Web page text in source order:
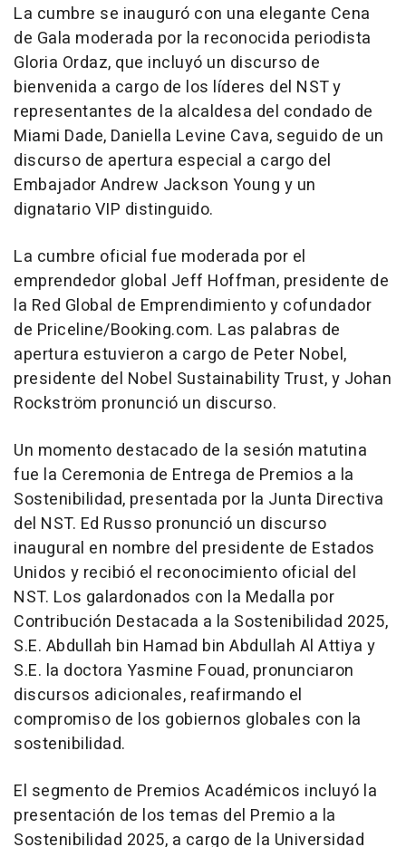
La cumbre se inauguró con una elegante Cena
de Gala moderada por la reconocida periodista
Gloria Ordaz, que incluyó un discurso de
bienvenida a cargo de los líderes del NST y
representantes de la alcaldesa del condado de
Miami Dade, Daniella Levine Cava, seguido de un
discurso de apertura especial a cargo del
Embajador Andrew Jackson Young y un
dignatario VIP distinguido.
La cumbre oficial fue moderada por el
emprendedor global Jeff Hoffman, presidente de
la Red Global de Emprendimiento y cofundador
de Priceline/Booking.com. Las palabras de
apertura estuvieron a cargo de Peter Nobel,
presidente del Nobel Sustainability Trust, y Johan
Rockström pronunció un discurso.
Un momento destacado de la sesión matutina
fue la Ceremonia de Entrega de Premios a la
Sostenibilidad, presentada por la Junta Directiva
del NST. Ed Russo pronunció un discurso
inaugural en nombre del presidente de Estados
Unidos y recibió el reconocimiento oficial del
NST. Los galardonados con la Medalla por
Contribución Destacada a la Sostenibilidad 2025,
S.E. Abdullah bin Hamad bin Abdullah Al Attiya y
S.E. la doctora Yasmine Fouad, pronunciaron
discursos adicionales, reafirmando el
compromiso de los gobiernos globales con la
sostenibilidad.
El segmento de Premios Académicos incluyó la
presentación de los temas del Premio a la
Sostenibilidad 2025, a cargo de la Universidad